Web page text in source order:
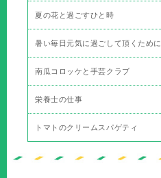
夏の花と過ごすひと時
暑い毎日元気に過ごして頂くために
南瓜コロッケと手芸クラブ
栄養士の仕事
トマトのクリームスパゲティ